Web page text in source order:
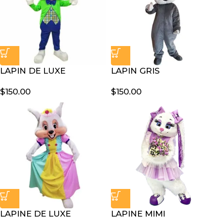
LAPIN DE LUXE
$150.00
LAPIN GRIS
$150.00
LAPINE DE LUXE LAPINE MIMI